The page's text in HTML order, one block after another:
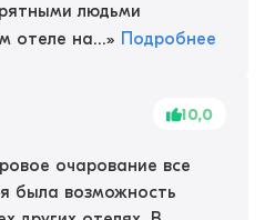
людьми
отеле на...» Подробнее
10,0
очарование все
была возможность